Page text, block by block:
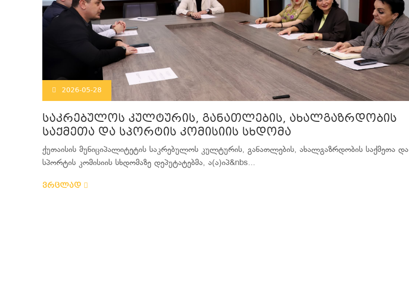
2026-05-28
საკრებულოს კულტურის, განათლების, ახალგაზრდობის
საქმეთა და სპორტის კომისიის სხდომა
ქუთაისის მუნიციპალიტეტის საკრებულოს კულტურის, განათლების, ახალგაზრდობის საქმეთა და
სპორტის კომისიის სხდომაზე დეპუტატებმა, ა(ა)იპ&nbs...
ვრცლად